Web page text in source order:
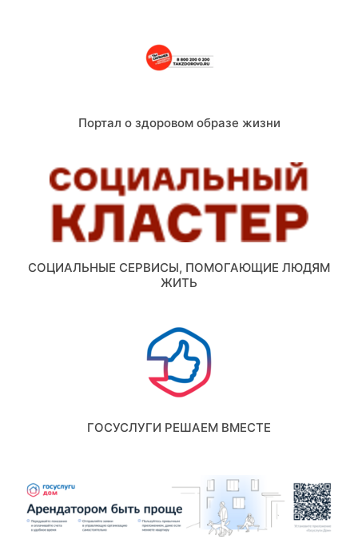
Портал о здоровом образе жизни
СОЦИАЛЬНЫЕ СЕРВИСЫ, ПОМОГАЮЩИЕ ЛЮДЯМ
ЖИТЬ
ГОСУСЛУГИ РЕШАЕМ ВМЕСТЕ